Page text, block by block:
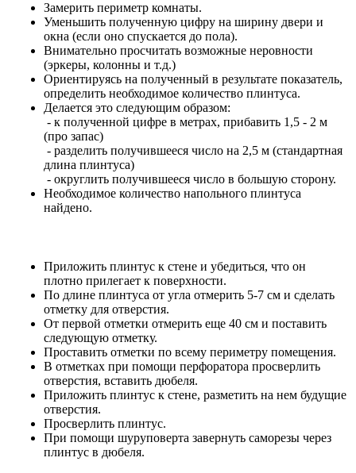
Замерить периметр комнаты.
Уменьшить полученную цифру на ширину двери и
окна (если оно спускается до пола).
Внимательно просчитать возможные неровности
(эркеры, колонны и т.д.)
Ориентируясь на полученный в результате показатель,
определить необходимое количество плинтуса.
Делается это следующим образом:
- к полученной цифре в метрах, прибавить 1,5 - 2 м
(про запас)
- разделить получившееся число на 2,5 м (стандартная
длина плинтуса)
- округлить получившееся число в большую сторону.
Необходимое количество напольного плинтуса
найдено.
Приложить плинтус к стене и убедиться, что он
плотно прилегает к поверхности.
По длине плинтуса от угла отмерить 5-7 см и сделать
отметку для отверстия.
От первой отметки отмерить еще 40 см и поставить
следующую отметку.
Проставить отметки по всему периметру помещения.
В отметках при помощи перфоратора просверлить
отверстия, вставить дюбеля.
Приложить плинтус к стене, разметить на нем будущие
отверстия.
Просверлить плинтус.
При помощи шуруповерта завернуть саморезы через
плинтус в дюбеля.